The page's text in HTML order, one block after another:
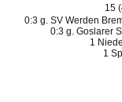
15
0:3 g. SV Werden
0:3 g. Goslarer
1
1